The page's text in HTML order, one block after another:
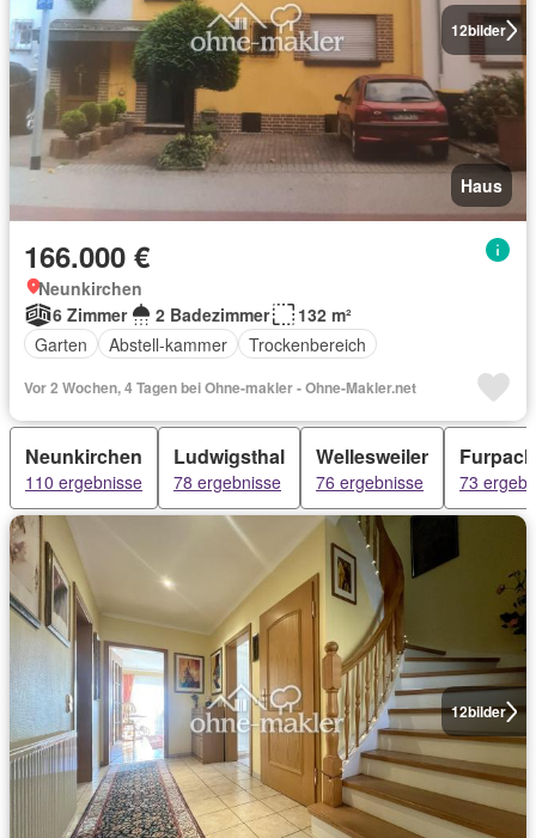
12bilder
Haus
166.000 €
Neunkirchen
6 Zimmer
2 Badezimmer
132 m²
Garten
Abstell-kammer Trockenbereich
Vor 2 Wochen, 4 Tagen bei Ohne-makler - Ohne-Makler.net
Neunkirchen
110 ergebnisse
Ludwigsthal
78 ergebnisse
Wellesweiler
76 ergebnisse
Furpach
73
12bilder